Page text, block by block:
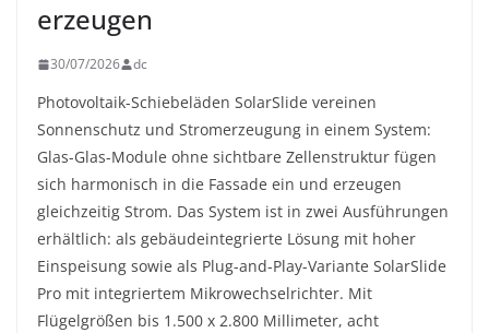
erzeugen
30/07/2026 dc
Photovoltaik-Schiebeläden SolarSlide vereinen
Sonnenschutz und Stromerzeugung in einem System:
Glas-Glas-Module ohne sichtbare Zellenstruktur fügen
sich harmonisch in die Fassade ein und erzeugen
gleichzeitig Strom. Das System ist in zwei Ausführungen
erhältlich: als gebäudeintegrierte Lösung mit hoher
Einspeisung sowie als Plug-and-Play-Variante SolarSlide
Pro mit integriertem Mikrowechselrichter. Mit
Flügelgrößen bis 1.500 x 2.800 Millimeter, acht